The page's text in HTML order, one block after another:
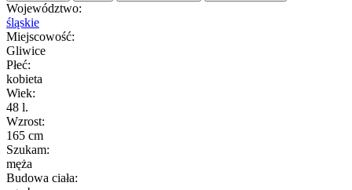
Województwo:
śląskie
Miejscowość:
Gliwice
Płeć:
kobieta
Wiek:
48 l.
Wzrost:
165 cm
Szukam:
męża
Budowa ciała: